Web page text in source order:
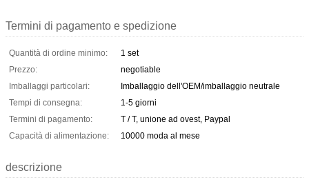
Termini di pagamento e spedizione
Quantità di ordine minimo:
1 set
Prezzo:
negotiable
Imballaggi particolari:
Imballaggio dell'OEM/imballaggio neutrale
Tempi di consegna:
1-5 giorni
Termini di pagamento:
T / T, unione ad ovest, Paypal
Capacità di alimentazione:
10000 moda al mese
descrizione